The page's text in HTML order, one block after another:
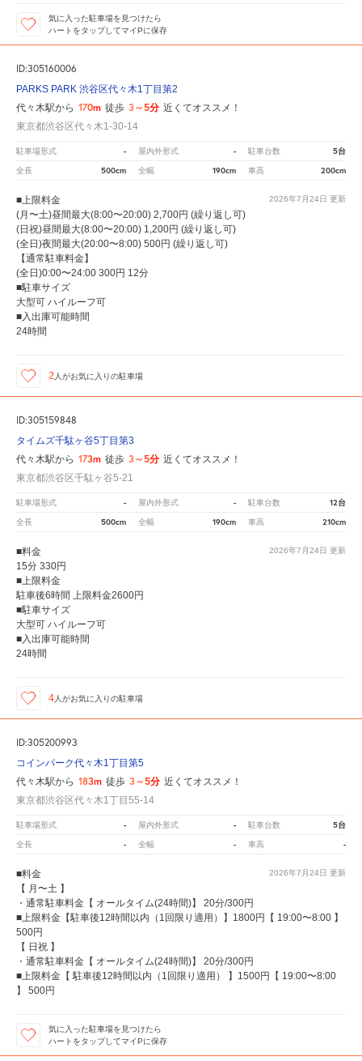
気に入った駐車場を見つけたら
ハートをタップしてマイPに保存
ID:305160006
PARKS PARK 渋谷区代々木1丁目第2
代々木駅から 170m 徒歩 3～5分 近くてオススメ！
東京都渋谷区代々木1-30-14
駐車場形式 - 屋内外形式 - 駐車台数 5台
全長 500cm 全幅 190cm 車高 200cm
2026年7月24日 更新
■上限料金
(月〜土)昼間最大(8:00〜20:00) 2,700円 (繰り返し可)
(日祝)昼間最大(8:00〜20:00) 1,200円 (繰り返し可)
(全日)夜間最大(20:00〜8:00) 500円 (繰り返し可)
【通常駐車料金】
(全日)0:00〜24:00 300円 12分
■駐車サイズ
大型可 ハイルーフ可
■入出庫可能時間
24時間
2 人がお気に入りの駐車場
ID:305159848
タイムズ千駄ヶ谷5丁目第3
代々木駅から 173m 徒歩 3～5分 近くてオススメ！
東京都渋谷区千駄ヶ谷5-21
駐車場形式 - 屋内外形式 - 駐車台数 12台
全長 500cm 全幅 190cm 車高 210cm
2026年7月24日 更新
■料金
15分 330円
■上限料金
駐車後6時間 上限料金2600円
■駐車サイズ
大型可 ハイルーフ可
■入出庫可能時間
24時間
4 人がお気に入りの駐車場
ID:305200993
コインパーク代々木1丁目第5
代々木駅から 183m 徒歩 3～5分 近くてオススメ！
東京都渋谷区代々木1丁目55-14
駐車場形式 - 屋内外形式 - 駐車台数 5台
全長 - 全幅 - 車高 -
2026年7月24日 更新
■料金
【 月〜土 】
・通常駐車料金【 オールタイム(24時間)】 20分/300円
■上限料金【駐車後12時間以内（1回限り適用）】1800円【 19:00〜8:00 】
500円
【 日祝 】
・通常駐車料金【 オールタイム(24時間)】 20分/300円
■上限料金【 駐車後12時間以内（1回限り適用） 】1500円【 19:00〜8:00
】 500円
気に入った駐車場を見つけたら
ハートをタップしてマイPに保存